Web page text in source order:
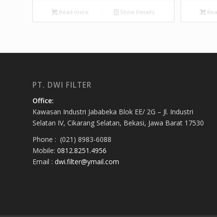
Read more Show Details
PT. DWI FILTER
Office:
Kawasan Industri Jababeka Blok EE/ 2G – Jl. Industri
Selatan IV, Cikarang Selatan, Bekasi, Jawa Barat 17530
Phone : (021) 8983-6088
Mobile: 0812.8251.4956
Email : dwi.filter@ymail.com